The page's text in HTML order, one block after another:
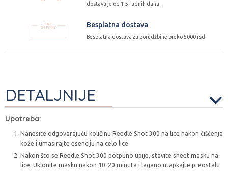
dostavu je od 1-5 radnih dana.
Besplatna dostava
Besplatna dostava za porudžbine preko 5000 rsd.
DETALJNIJE
Upotreba:
Nanesite odgovarajuću količinu Reedle Shot 300 na lice nakon čišćenja
kože i umasirajte esenciju na celo lice.
Nakon što se Reedle Shot 300 potpuno upije, stavite sheet masku na
lice. Uklonite masku nakon 10-20 minuta i lagano utapkajte preostalu